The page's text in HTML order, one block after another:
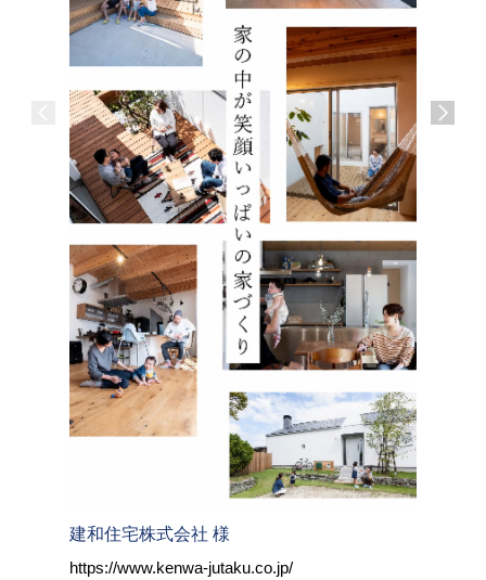
建和住宅株式会社 様
https://www.kenwa-jutaku.co.jp/